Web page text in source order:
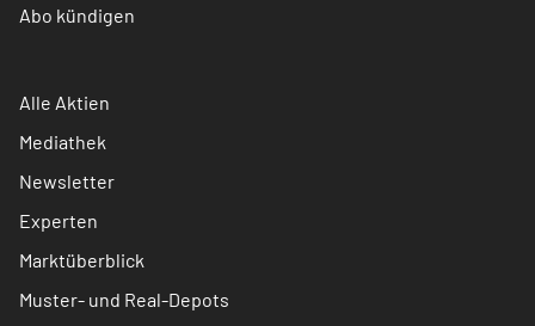
Abo kündigen
Alle Aktien
Mediathek
Newsletter
Experten
Marktüberblick
Muster- und Real-Depots